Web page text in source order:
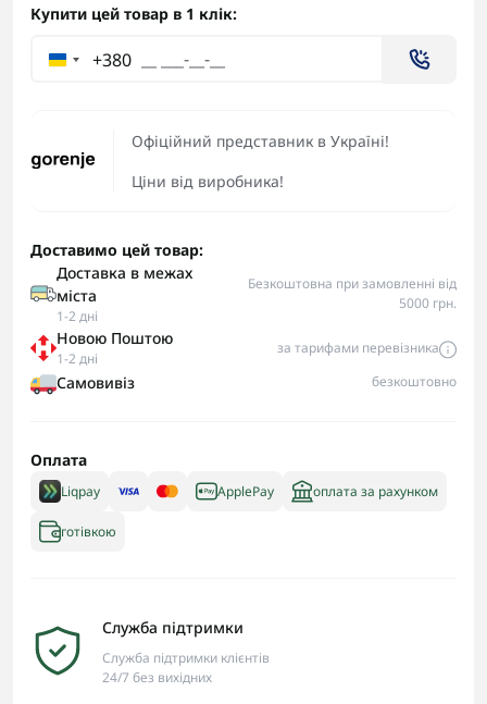
Офіційний представник в Україні!
Ціни від виробника!
Купити цей товар в 1 клік:
+380
Доставимо цей товар:
Доставка в межах
міста
1-2 дні
Безкоштовна при замовленні від
5000 грн.
Новою Поштою
1-2 дні
за тарифами перевізника
Самовивіз безкоштовно
Оплата
Liqpay ApplePay оплата за рахунком
готівкою
Служба підтримки
Служба підтримки клієнтів
24/7 без вихідних